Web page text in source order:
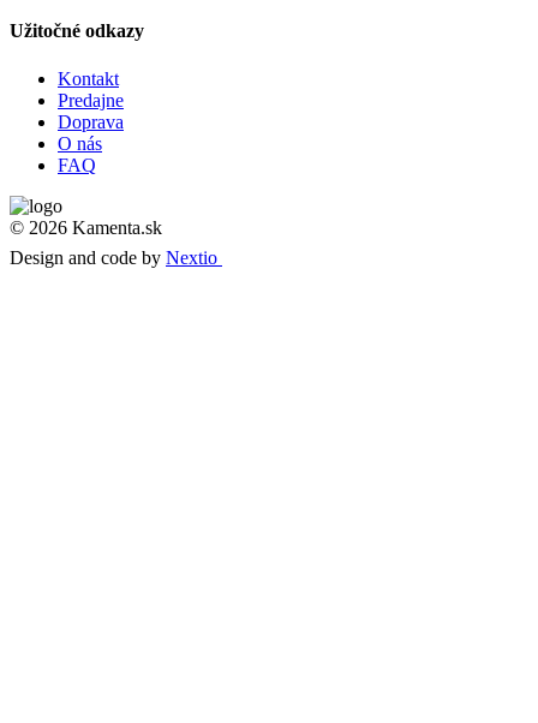
Užitočné odkazy
Kontakt
Predajne
Doprava
O nás
FAQ
© 2026 Kamenta.sk
Design and code by Nextio